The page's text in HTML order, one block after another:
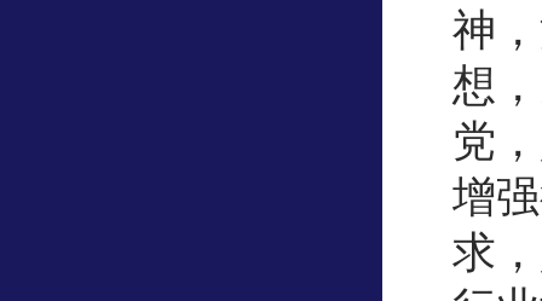
神
想
党
增
求